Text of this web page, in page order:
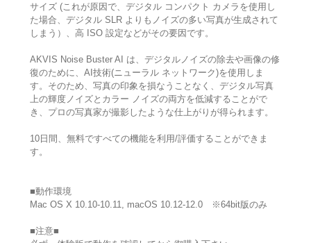
サイズ (これが原因で、デジタル コンパクト カメラを使用し
た場合、デジタル SLR よりもノイズの多い写真が生成されて
しまう）、高 ISO 設定などがその要因です。
AKVIS Noise Buster AI は、デジタルノイズの除去や画像の修
復のために、AI技術(ニューラル ネットワーク)を使用しま
す。そのため、写真の印象を損なうことなく、デジタル写真
上の輝度ノイズとカラー ノイズの両方を低減することがで
き、プロの写真家が撮影したような仕上がりが得られます。
10日間、無料ですべての機能を利用/評価することができま
す。
■動作環境
Mac OS X 10.10-10.11, macOS 10.12-12.0 ※64bit版のみ
■注意■